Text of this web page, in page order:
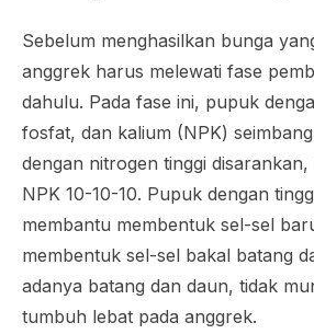
Sebelum menghasilkan bunga
anggrek harus melewati fase
dahulu. Pada fase ini, pupuk
fosfat, dan kalium (NPK)
dengan nitrogen tinggi
NPK 10-10-10. Pupuk dengan
membantu membentuk sel-sel
membentuk sel-sel bakal batang
adanya batang dan daun, tidak
tumbuh lebat pada anggrek.